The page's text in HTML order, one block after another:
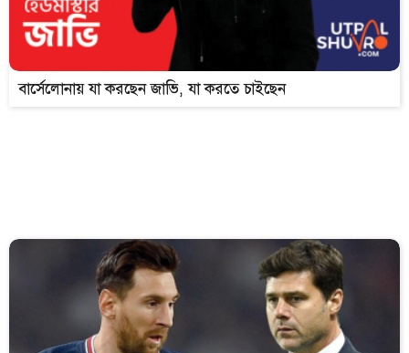
বার্সেলোনায় যা করছেন জাভি, যা করতে চাইছেন